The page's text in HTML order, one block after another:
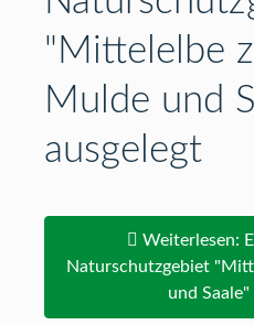
"Mittelelbe
Mulde und
ausgelegt
Weiterlesen:
Naturschutzgebiet
und